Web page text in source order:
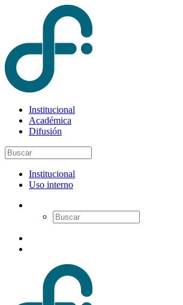
Institucional
Académica
Difusión
Institucional
Uso interno